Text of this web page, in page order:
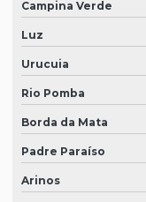
Campina Verde
Luz
Urucuia
Rio Pomba
Borda da Mata
Padre Paraíso
Arinos